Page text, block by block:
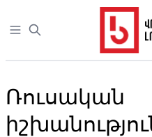
Open sidebar
Ռուսական